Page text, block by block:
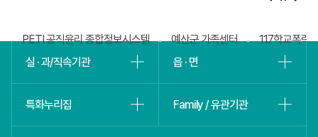
PETI 공직윤리 종합정보시스템 예산군 가족센터
117학교폭력
실 · 과/직속기관
읍 · 면
특화누리집 Family / 유관기관